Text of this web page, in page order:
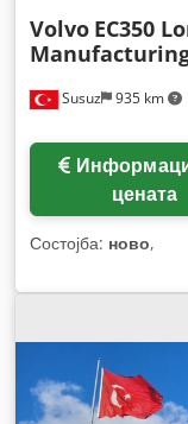
Susuz 935 km
Volvo EC350
цената
Состојба: ново,